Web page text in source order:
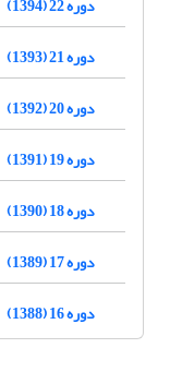
دوره 21 (1393)
دوره 20 (1392)
دوره 19 (1391)
دوره 18 (1390)
دوره 17 (1389)
دوره 16 (1388)